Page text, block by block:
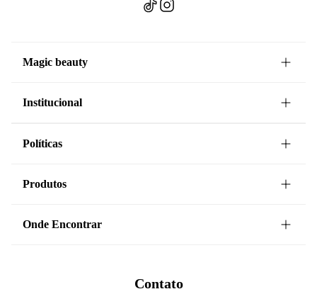
Magic beauty
Institucional
Políticas
Produtos
Onde Encontrar
Contato